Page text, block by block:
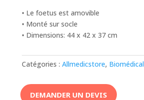
• Le foetus est amovible
• Monté sur socle
• Dimensions: 44 x 42 x 37 cm
Catégories : Allmedicstore, Biomédical
DEMANDER UN DEVIS